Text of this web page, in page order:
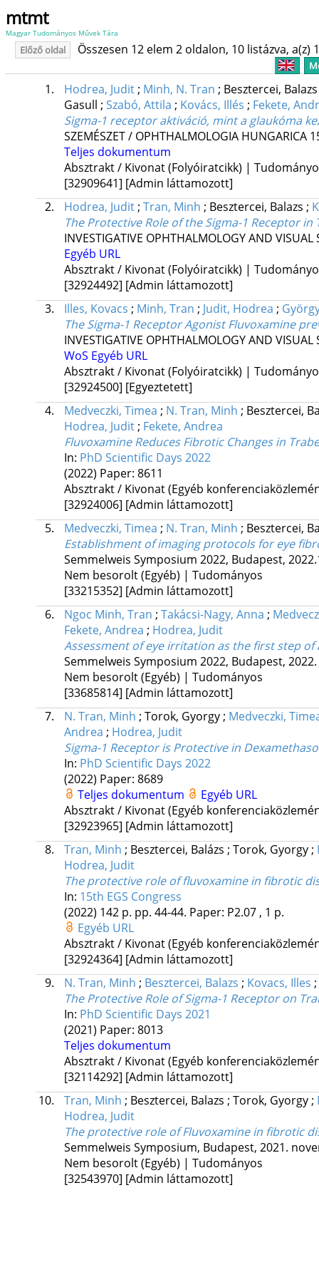
mtmt
Magyar Tudományos Művek Tára
Előző oldal Összesen 12 elem 2 oldalon, 10 listázva, a(z)
1. Hodrea, Judit; Minh, N. Tran ; Besztercei,
Gasull ; Szabó, Attila ; Kovács, Illés ; Fekete,
Sigma-1 receptor aktiváció, mint a glaukóma
SZEMÉSZET / OPHTHALMOLOGIA HUNGARICA
Teljes dokumentum
Absztrakt / Kivonat (Folyóiratcikk) |
[32909641] [Admin láttamozott]
2.
Hodrea, Judit; Tran, Minh ; Besztercei, Balazs ;
The Protective Role of the Sigma-1 Receptor
INVESTIGATIVE OPHTHALMOLOGY AND VISUAL
Egyéb URL
Absztrakt / Kivonat (Folyóiratcikk) |
[32924492] [Admin láttamozott]
3.
Illes, Kovacs ; Minh, Tran ; Judit, Hodrea ;
The Sigma-1 Receptor Agonist Fluvoxamine
INVESTIGATIVE OPHTHALMOLOGY AND VISUAL
WoS Egyéb URL
Absztrakt / Kivonat (Folyóiratcikk) |
[32924500] [Egyeztetett]
4.
Medveczki, Timea ; N. Tran, Minh ; Besztercei,
Hodrea, Judit; Fekete, Andrea
Fluvoxamine Reduces Fibrotic Changes in
In: PhD Scientific Days 2022
(2022) Paper: 8611
Absztrakt / Kivonat (Egyéb
[32924006] [Admin láttamozott]
5.
Medveczki, Timea ; N. Tran, Minh ; Besztercei,
Establishment of imaging protocols for eye
Semmelweis Symposium 2022, Budapest,
Nem besorolt (Egyéb) | Tudományos
[33215352] [Admin láttamozott]
6.
Ngoc Minh, Tran ; Takácsi-Nagy, Anna ;
Fekete, Andrea ; Hodrea, Judit
Assessment of eye irritation as the first step
Semmelweis Symposium 2022, Budapest, 2022.
Nem besorolt (Egyéb) | Tudományos
[33685814] [Admin láttamozott]
7.
N. Tran, Minh ; Torok, Gyorgy; Medveczki,
Andrea ; Hodrea, Judit
Sigma-1 Receptor is Protective in
In: PhD Scientific Days 2022
(2022) Paper: 8689
Teljes dokumentum
Egyéb URL
Absztrakt / Kivonat (Egyéb
[32923965] [Admin láttamozott]
8.
Tran, Minh ; Besztercei, Balázs ; Torok, Gyorgy;
Hodrea, Judit
The protective role of fluvoxamine in fibrotic
In: 15th EGS Congress
(2022) 142 p. pp. 44-44. Paper: P2.07 , 1 p.
Egyéb URL
Absztrakt / Kivonat (Egyéb
[32924364] [Admin láttamozott]
9.
N. Tran, Minh ; Besztercei, Balazs ; Kovacs, Illes ;
The Protective Role of Sigma-1 Receptor on
In: PhD Scientific Days 2021
(2021) Paper: 8013
Teljes dokumentum
Absztrakt / Kivonat (Egyéb
[32114292] [Admin láttamozott]
10.
Tran, Minh ; Besztercei, Balazs ; Torok, Gyorgy;
Hodrea, Judit
The protective role of Fluvoxamine in fibrotic
Semmelweis Symposium, Budapest, 2021.
Nem besorolt (Egyéb) | Tudományos
[32543970] [Admin láttamozott]